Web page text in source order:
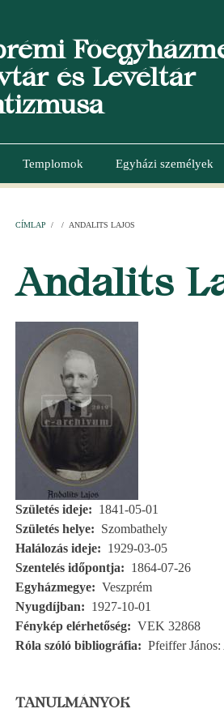
és Levéltár
Templomok Egyházi személyek
CÍMLAP / / ANDALITS LAJOS
Andalits
Születés ideje
1841-05-01
Születés helye
Szombathely
Halálozás ideje
1929-03-05
Szentelés időpontja
1864-07-26
Egyházmegye
Veszprém
Nyugdíjban
1927-10-01
Fénykép elérhetőség
VEK 32868
Róla szóló bibliográfia
Pfeiffer
TANULMÁNYOK